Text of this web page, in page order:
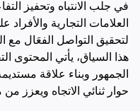
في جلب الانتباه وتحفيز
العلامات التجارية
لتحقيق التواصل الفعَال مع
هذا السياق، يأتي المحتوى
الجمهور وبناء علاقة
حوار ثنائي الاتجاه ويعزز